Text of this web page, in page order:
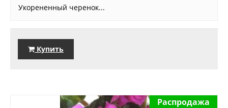
Укорененный черенок...
Купить
Распродажа